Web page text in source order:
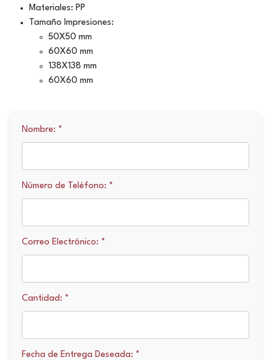
Materiales: PP
Tamaño Impresiones:
50X50 mm
60X60 mm
138X138 mm
60X60 mm
Nombre: *
Número de Teléfono: *
Correo Electrónico: *
Cantidad: *
Fecha de Entrega Deseada: *